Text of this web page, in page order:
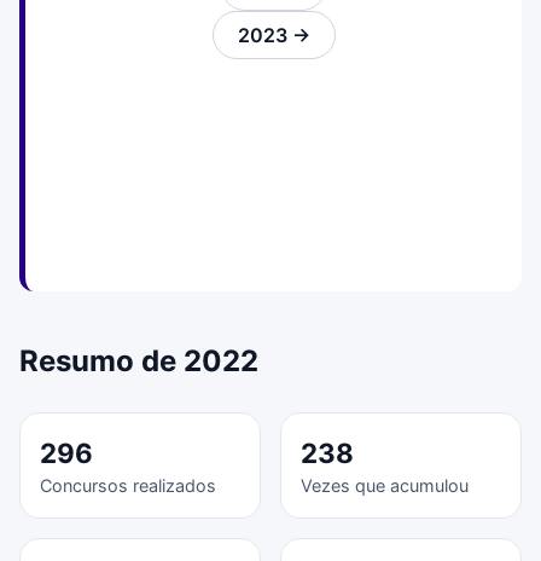
2023 →
Resumo de 2022
296
Concursos realizados
238
Vezes que acumulou